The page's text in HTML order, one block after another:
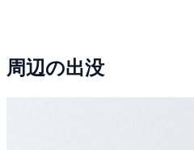
周辺の出没